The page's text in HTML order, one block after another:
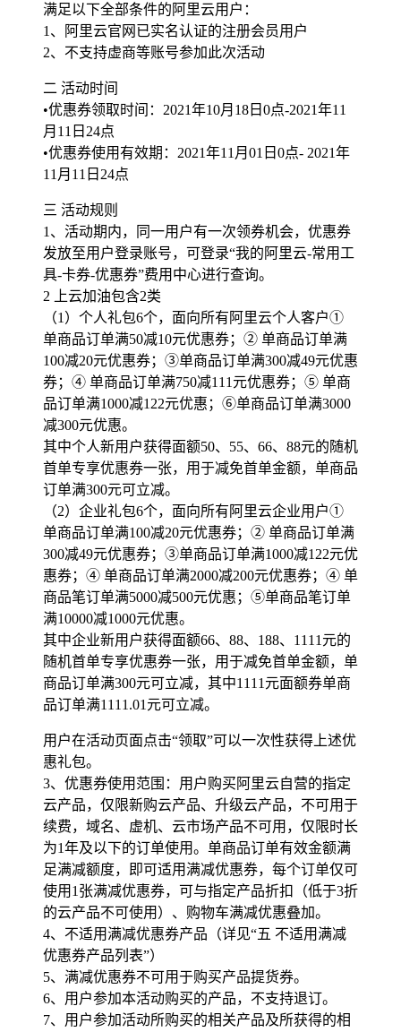
满足以下全部条件的阿里云用户：
1、阿里云官网已实名认证的注册会员用户
2、不支持虚商等账号参加此次活动
二 活动时间
•优惠券领取时间：2021年10月18日0点-2021年11
月11日24点
•优惠券使用有效期：2021年11月01日0点- 2021年
11月11日24点
三 活动规则
1、活动期内，同一用户有一次领券机会，优惠券
发放至用户登录账号，可登录“我的阿里云-常用工
具-卡券-优惠券”费用中心进行查询。
2 上云加油包含2类
（1）个人礼包6个，面向所有阿里云个人客户①
单商品订单满50减10元优惠券；② 单商品订单满
100减20元优惠券；③单商品订单满300减49元优惠
券；④ 单商品订单满750减111元优惠券；⑤ 单商
品订单满1000减122元优惠；⑥单商品订单满3000
减300元优惠。
其中个人新用户获得面额50、55、66、88元的随机
首单专享优惠券一张，用于减免首单金额，单商品
订单满300元可立减。
（2）企业礼包6个，面向所有阿里云企业用户①
单商品订单满100减20元优惠券；② 单商品订单满
300减49元优惠券；③单商品订单满1000减122元优
惠券；④ 单商品订单满2000减200元优惠券；④ 单
商品笔订单满5000减500元优惠；⑤单商品笔订单
满10000减1000元优惠。
其中企业新用户获得面额66、88、188、1111元的
随机首单专享优惠券一张，用于减免首单金额，单
商品订单满300元可立减，其中1111元面额券单商
品订单满1111.01元可立减。
用户在活动页面点击“领取”可以一次性获得上述优
惠礼包。
3、优惠券使用范围：用户购买阿里云自营的指定
云产品，仅限新购云产品、升级云产品，不可用于
续费，域名、虚机、云市场产品不可用，仅限时长
为1年及以下的订单使用。单商品订单有效金额满
足满减额度，即可适用满减优惠券，每个订单仅可
使用1张满减优惠券，可与指定产品折扣（低于3折
的云产品不可使用）、购物车满减优惠叠加。
4、不适用满减优惠券产品（详见“五 不适用满减
优惠券产品列表”）
5、满减优惠券不可用于购买产品提货券。
6、用户参加本活动购买的产品，不支持退订。
7、用户参加活动所购买的相关产品及所获得的相